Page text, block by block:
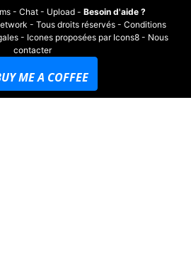
- Chat- Upload- Besoin d'aide ?
- Tous droits réservés - Conditions
- Icones proposées par Icons8- Nous
contacter
ME A COFFEE